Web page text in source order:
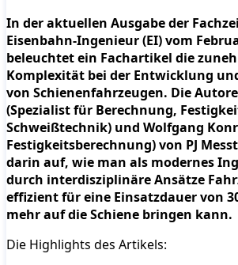
In der aktuellen Ausgabe der
Eisenbahn-Ingenieur (EI) vom
beleuchtet ein Fachartikel die
Komplexität bei der Entwicklung
von Schienenfahrzeugen. Die
(Spezialist für Berechnung,
Schweißtechnik) und Wolfgang
Festigkeitsberechnung) von PJ
darin auf, wie man als modernes
durch interdisziplinäre Ansätze
effizient für eine Einsatzdauer von
mehr auf die Schiene bringen kann.
Die Highlights des Artikels: